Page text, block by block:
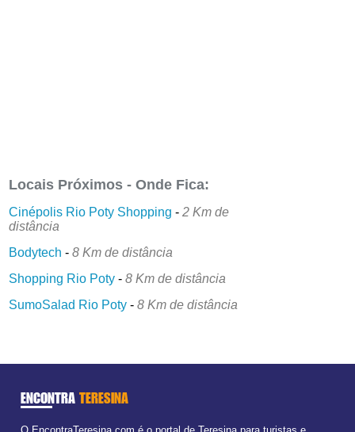
Locais Próximos - Onde Fica:
Cinépolis Rio Poty Shopping -2 Km de
distância
Bodytech -8 Km de distância
Shopping Rio Poty -8 Km de distância
SumoSalad Rio Poty -8 Km de distância
ENCONTRA TERESINA